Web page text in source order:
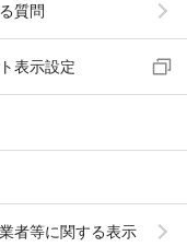
質問
表示設定
者等に関する表示